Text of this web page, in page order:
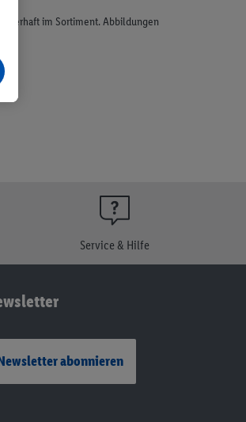
im Sortiment. Abbildungen
Service & Hilfe
abonnieren